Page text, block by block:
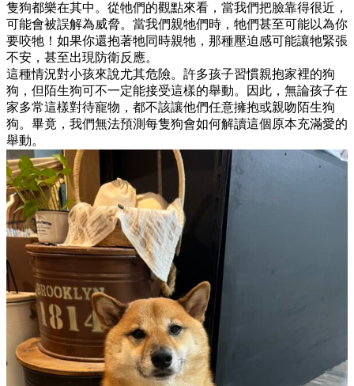
隻狗都樂在其中。從牠們的觀點來看，當我們把臉靠得很近，
可能會被誤解為威脅。當我們親牠們時，牠們甚至可能以為你
要咬牠！如果你還抱著牠同時親牠，那種壓迫感可能讓牠緊張
不安，甚至出現防衛反應。
這種情況對小孩來說尤其危險。許多孩子習慣親抱家裡的狗
狗，但陌生狗可不一定能接受這樣的舉動。因此，無論孩子在
家多常這樣對待寵物，都不該讓他們任意擁抱或親吻陌生狗
狗。畢竟，我們無法預測每隻狗會如何解讀這個原本充滿愛的
舉動。